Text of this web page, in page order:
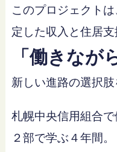
このプロジェクト
定した収入と住居
「働きなが
新しい進路の選択肢
札幌中央信用組合
２部で学ぶ４年間。